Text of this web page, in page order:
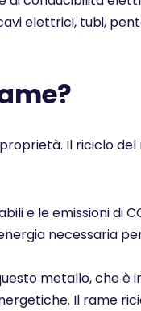
elettrici, tubi,
Il riciclo
e le emissioni di
necessaria
metallo, che
Il rame